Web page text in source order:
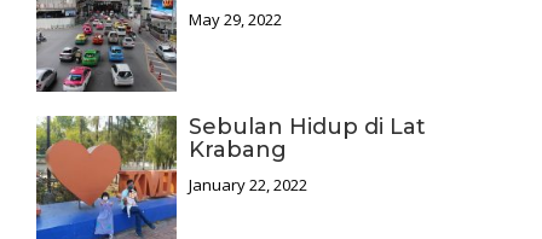
May 29, 2022
Sebulan Hidup di Lat
Krabang
January 22, 2022